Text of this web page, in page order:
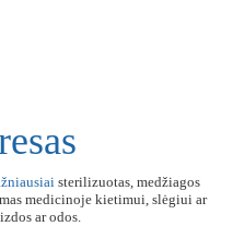
sterilizuotas, medžiagos
medicinoje kietimui, slėgiui ar
ar odos.